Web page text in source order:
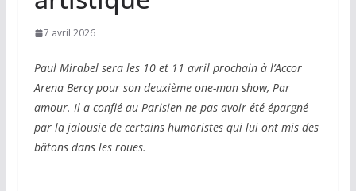
7 avril 2026
Paul Mirabel sera les 10 et 11 avril prochain à l’Accor
Arena Bercy pour son deuxième one-man show, Par
amour. Il a confié au Parisien ne pas avoir été épargné
par la jalousie de certains humoristes qui lui ont mis des
bâtons dans les roues.